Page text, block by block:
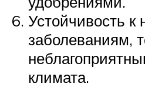
Устойчивость к
заболеваниям,
климата.